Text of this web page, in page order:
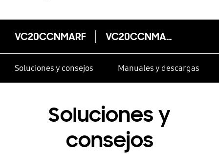
VC20CCNMARF VC20CCNMARF
Soluciones y consejos Manuales y descargas
Soluciones y
consejos